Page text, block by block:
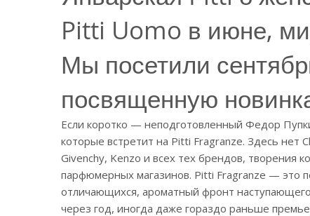
Pitti Uomo в июне,
Мы посетили
посвященную
Если коротко — неподготовленный Федор
которые встретит на Pitti Fragranze. Здесь нет
Givenchy, Kenzo и всех тех брендов, творения
парфюмерных магазинов. Pitti Fragranze — это
отличающихся, ароматный фронт
через год, иногда даже гораздо раньше